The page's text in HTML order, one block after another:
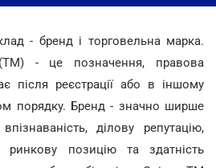
- бренд і торговельна марка.
- це позначення, правова
після реєстрації або в іншому
порядку. Бренд - значно ширше
ділову репутацію,
ринкову позицію та здатність